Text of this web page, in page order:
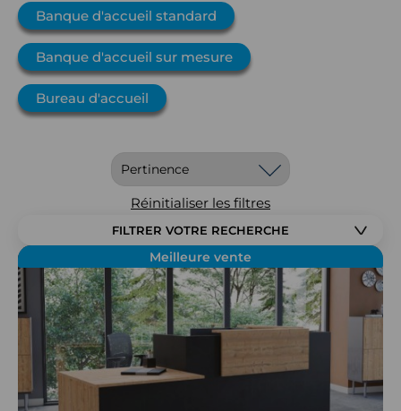
Banque d'accueil standard
Banque d'accueil sur mesure
Bureau d'accueil
Réinitialiser les filtres
FILTRER VOTRE RECHERCHE
Meilleure vente